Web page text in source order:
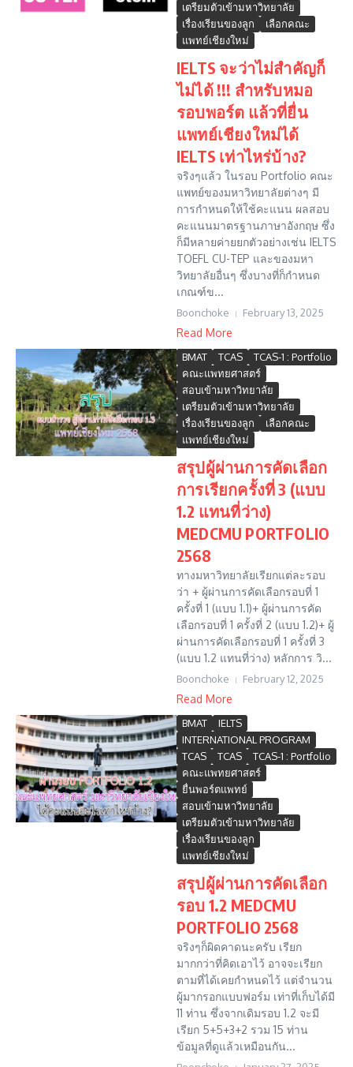
เตรียมตัวเข้ามหาวิทยาลัย
เรื่องเรียนของลูก
เลือกคณะ
แพทย์เชียงใหม่
IELTS จะว่าไม่สำคัญก็
ไม่ได้ !!! สำหรับหมอ
รอบพอร์ต แล้วที่ยื่น
แพทย์เชียงใหม่ได้
IELTS เท่าไหร่บ้าง?
จริงๆแล้ว ในรอบ Portfolio คณะ
แพทย์ของมหาวิทยาลัยต่างๆ มี
การกำหนดให้ใช้คะแนน ผลสอบ
คะแนนมาตรฐานภาษาอังกฤษ ซึ่ง
ก็มีหลายค่ายยกตัวอย่างเช่น IELTS
TOEFL CU-TEP และของมหา
วิทยาลัยอื่นๆ ซึ่งบางที่ก็กำหนด
เกณฑ์ข...
Boonchoke February 13, 2025
Read More
BMAT TCAS
TCAS-1 : Portfolio
คณะแพทยศาสตร์
สอบเข้ามหาวิทยาลัย
เตรียมตัวเข้ามหาวิทยาลัย
เรื่องเรียนของลูก
เลือกคณะ
แพทย์เชียงใหม่
สรุปผู้ผ่านการคัดเลือก
การเรียกครั้งที่ 3 (แบบ
1.2 แทนที่ว่าง)
MEDCMU PORTFOLIO
2568
ทางมหาวิทยาลัยเรียกแต่ละรอบ
ว่า + ผู้ผ่านการคัดเลือกรอบที่ 1
ครั้งที่ 1 (แบบ 1.1)+ ผู้ผ่านการคัด
เลือกรอบที่ 1 ครั้งที่ 2 (แบบ 1.2)+ ผู้
ผ่านการคัดเลือกรอบที่ 1 ครั้งที่ 3
(แบบ 1.2 แทนที่ว่าง) หลักการ วิ...
Boonchoke February 12, 2025
Read More
BMAT
IELTS
INTERNATIONAL PROGRAM
TCAS
TCAS
TCAS-1 : Portfolio
คณะแพทยศาสตร์
ยื่นพอร์ตแพทย์
สอบเข้ามหาวิทยาลัย
เตรียมตัวเข้ามหาวิทยาลัย
เรื่องเรียนของลูก
แพทย์เชียงใหม่
สรุปผู้ผ่านการคัดเลือก
รอบ 1.2 MEDCMU
PORTFOLIO 2568
จริงๆก็ผิดคาดนะครับ เรียก
มากกว่าที่คิดเอาไว้ อาจจะเรียก
ตามที่ได้เคยกำหนดไว้ แต่จำนวน
ผู้มากรอกแบบฟอร์ม เท่าที่เก็บได้มี
11 ท่าน ซึ่งจากเดิมรอบ 1.2 จะมี
เรียก 5+5+3+2 รวม 15 ท่าน
ข้อมูลที่ดูแล้วเหมือนกัน...